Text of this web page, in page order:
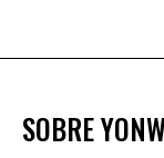
SOBRE